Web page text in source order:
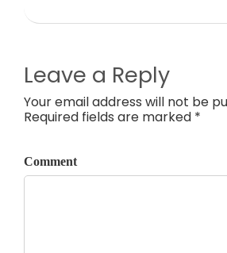
Leave a Reply
Your email address will not be
Required fields are marked *
Comment